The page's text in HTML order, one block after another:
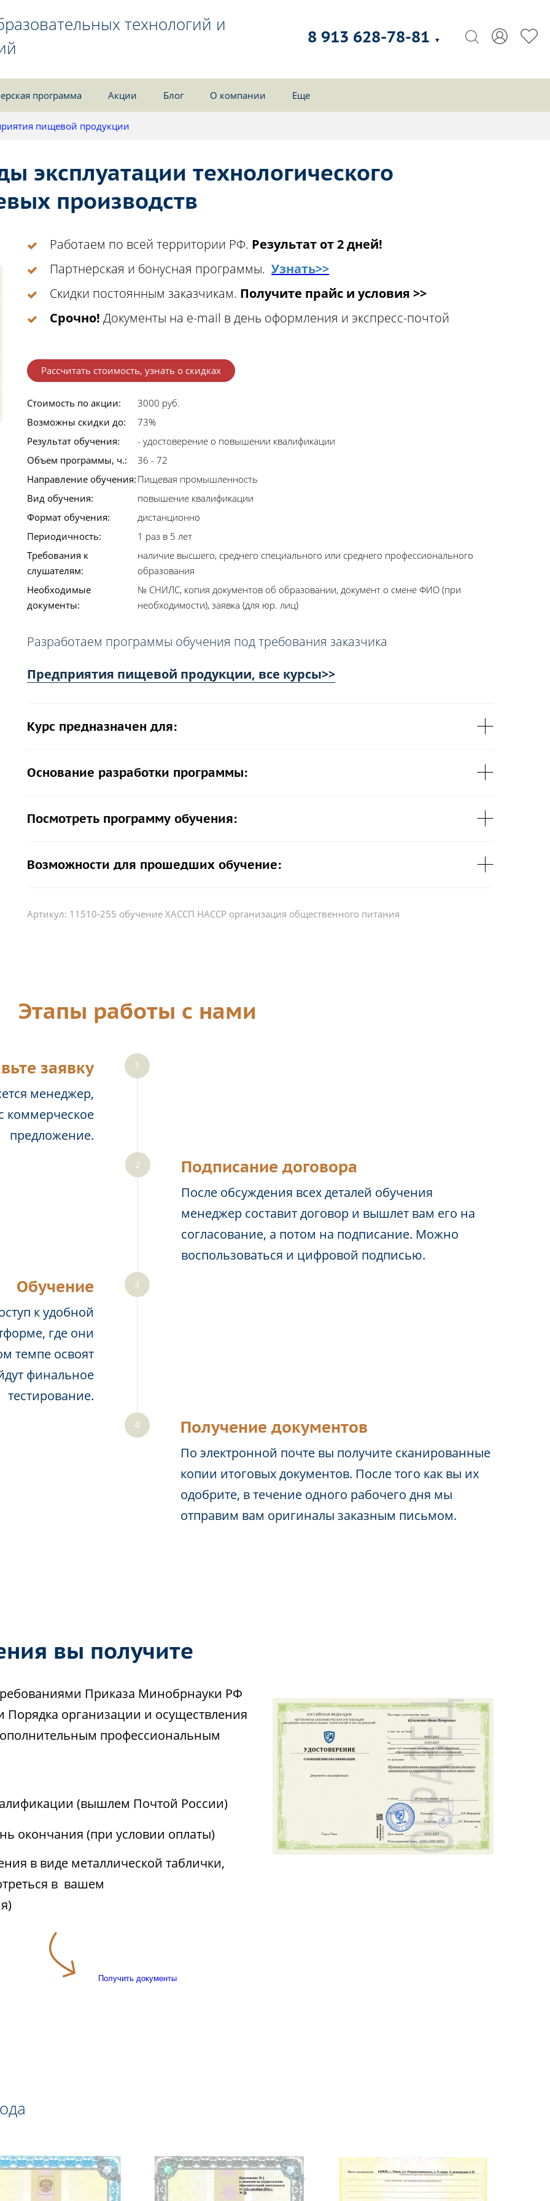
технологий и
8 913 628-78-81 ▼
программа Акции Блог О компании Еще
пищевой продукции
эксплуатации технологического
производств
Работаем по всей территории РФ. Результат от 2 дней!
Партнерская и бонусная программы.Узнать>>
Скидки постоянным заказчикам. Получите прайс и условия >>
Срочно! Документы на e-mail в день оформления и экспресс-почтой
Рассчитать стоимость, узнать о скидках
Стоимость по акции:
3000 руб.
Возможны скидки до:
73%
Результат обучения:
- удостоверение о повышении квалификации
Объем программы, ч.:
36 - 72
Направление обучения: Пищевая промышленность
Вид обучения:
повышение квалификации
Формат обучения:
дистанционно
Периодичность:
1 раз в 5 лет
Требования к
слушателям:
наличие высшего, среднего специального или среднего профессионального
образования
Необходимые
документы:
№ СНИЛС, копия документов об образовании, документ о смене ФИО (при
необходимости), заявка (для юр. лиц)
Разработаем программы обучения под требования заказчика
Предприятия пищевой продукции, все курсы>>
Курс предназначен для:
Основание разработки программы:
Посмотреть программу обучения:
Возможности для прошедших обучение:
Артикул: 11510-255 обучение ХАССП HACCP организация общественного питания
Этапы работы с нами
заявку
менеджер,
коммерческое
предложение.
Подписание договора
После обсуждения всех деталей обучения
менеджер составит договор и вышлет вам его на
согласование, а потом на подписание. Можно
воспользоваться и цифровой подписью.
Обучение
к удобной
где они
темпе освоят
финальное
тестирование.
Получение документов
По электронной почте вы получите сканированные
копии итоговых документов. После того как вы их
одобрите, в течение одного рабочего дня мы
отправим вам оригиналы заказным письмом.
вы получите
Приказа Минобрнауки РФ
Порядка организации и осуществления
профессиональным
(вышлем Почтой России)
окончания (при условии оплаты)
в виде металлической таблички,
в вашем
Получить документы